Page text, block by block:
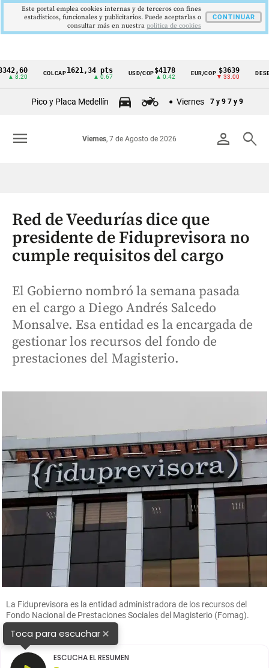
Cintillo
Colombia
COLCAP1621,34 pts USD/COP$4178
▲ 0.42
EUR/COP $3639
▼ 33.00
DESEMPLEO
Pico y Placa Medellín Viernes 7 y 9 7 y 9
person search
Viernes, 7 de Agosto de 2026
menu
Red de Veedurías dice que
presidente de Fiduprevisora no
cumple requisitos del cargo
El Gobierno nombró la semana pasada
en el cargo a Diego Andrés Salcedo
Monsalve. Esa entidad es la encargada de
gestionar los recursos del fondo de
prestaciones del Magisterio.
La Fiduprevisora es la entidad administradora de los recursos del
Fondo Nacional de Prestaciones Sociales del Magisterio (Fomag).
FOTO COLPRENSA
Toca para escuchar×
ESCUCHA EL RESUMEN
Este portal emplea cookies internas y de terceros con fines
estadísticos, funcionales y publicitarios. Puede aceptarlas o
consultar más en nuestra politica de cookies
CONTINUAR